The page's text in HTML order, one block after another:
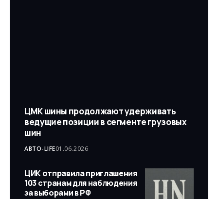
ЦМК шины продолжают удерживать
ведущие позиции в сегменте грузовых
шин
АВТО-LIFE01.06.2026
ЦИК отправила приглашения
103 странам для наблюдения
за выборами в РФ